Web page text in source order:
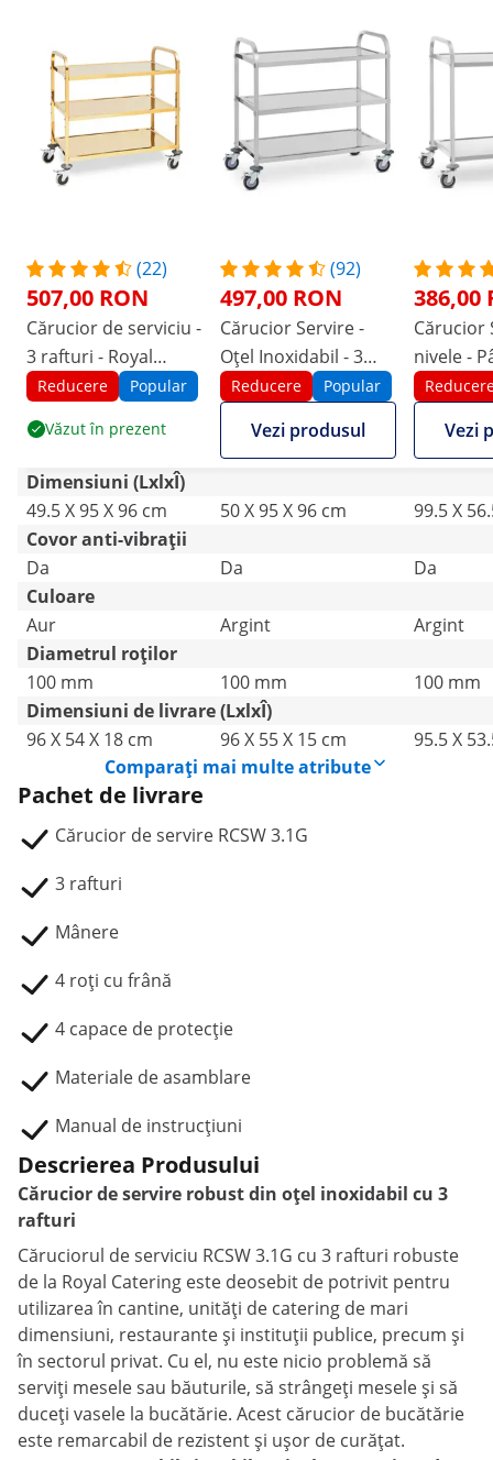
(22)
507,00 RON
Cărucior de serviciu -
3 rafturi - Royal
Catering - până la
49,5 cm
Reducere Popular
Văzut în prezent
(92)
497,00 RON
Cărucior Servire -
Oțel Inoxidabil - 3
nivele - până la 500
kg
Reducere Popular
Vezi produsul
386,00
Cărucior
nivele -
kg - 2
Vezi
Dimensiuni (LxlxÎ)
49.5 X 95 X 96 cm
50 X 95 X 96 cm
99.5 X
Covor anti-vibrații
Da
Da
Da
Culoare
Aur
Argint
Argint
Diametrul roților
100 mm
100 mm
100 mm
Dimensiuni de livrare (LxlxÎ)
96 X 54 X 18 cm
96 X 55 X 15 cm
95.5 X
Comparați mai multe atribute
Pachet de livrare
Cărucior de servire RCSW 3.1G
3 rafturi
Mânere
4 roți cu frână
4 capace de protecție
Materiale de asamblare
Manual de instrucțiuni
Descrierea Produsului
Cărucior de servire robust din oțel inoxidabil cu 3
rafturi
Căruciorul de serviciu RCSW 3.1G cu 3 rafturi robuste
de la Royal Catering este deosebit de potrivit pentru
utilizarea în cantine, unități de catering de mari
dimensiuni, restaurante și instituții publice, precum și
în sectorul privat. Cu el, nu este nicio problemă să
serviți mesele sau băuturile, să strângeți mesele și să
duceți vasele la bucătărie. Acest cărucior de bucătărie
este remarcabil de rezistent și ușor de curățat.